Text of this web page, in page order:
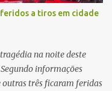
10 anos
fazendo um forte ruído,
mecânico que o veículo
seguro e, segundo a
a tiros em cidade
na noite deste
informações
três ficaram feridas